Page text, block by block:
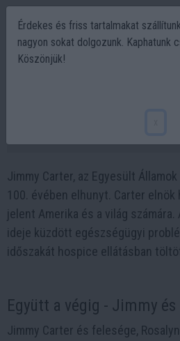
Jimmy Carter, az Egyesült
100. évében elhunyt. Carter
jelent Amerika és a világ
ideje küzdött egészségügyi
időszakát hospice ellátásban
Együtt a végig - Jimmy
Jimmy Carter és felesége,
Érdekes és friss tartalmakat
nagyon sokat dolgozunk. Kaphatunk
Köszönjük!